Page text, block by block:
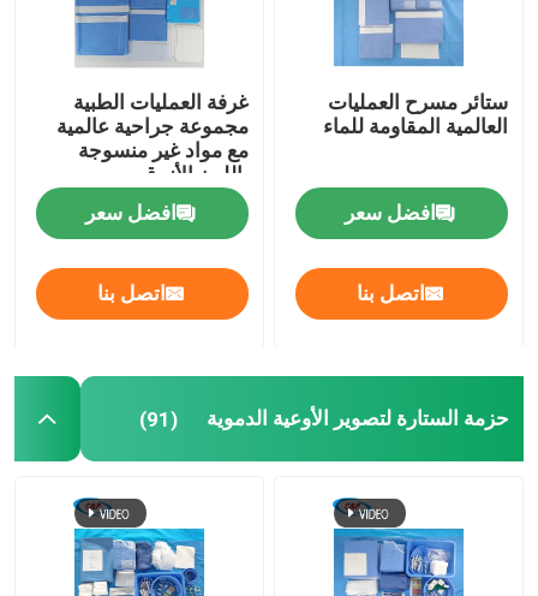
ستائر مسرح العمليات
العالمية المقاومة للماء
افضل سعر
اتصل بنا
غرفة العمليات الطبية
مجموعة جراحية عالمية
مع مواد غير منسوجة
باللون الأزرق
افضل سعر
اتصل بنا
حزمة الستارة لتصوير الأوعية الدموية (91)